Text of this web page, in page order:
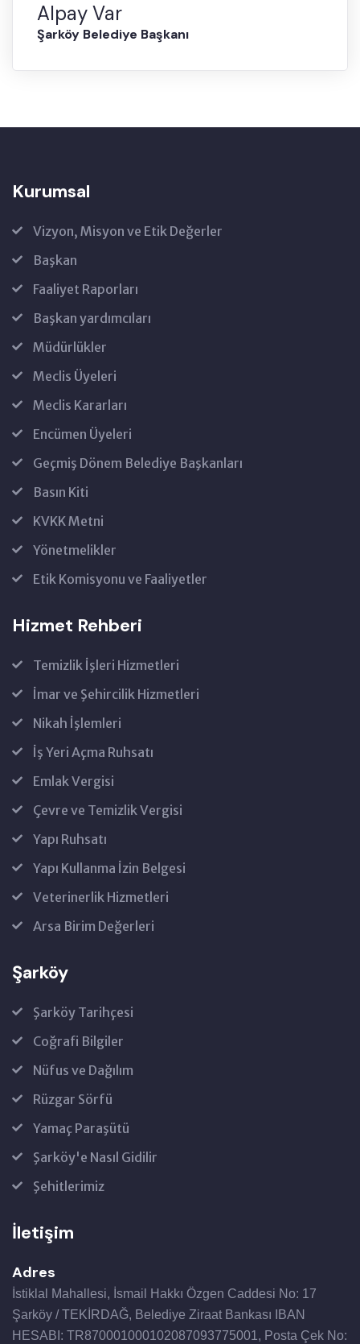
Alpay Var
Şarköy Belediye Başkanı
Kurumsal
Vizyon, Misyon ve Etik Değerler
Başkan
Faaliyet Raporları
Başkan yardımcıları
Müdürlükler
Meclis Üyeleri
Meclis Kararları
Encümen Üyeleri
Geçmiş Dönem Belediye Başkanları
Basın Kiti
KVKK Metni
Yönetmelikler
Etik Komisyonu ve Faaliyetler
Hizmet Rehberi
Temizlik İşleri Hizmetleri
İmar ve Şehircilik Hizmetleri
Nikah İşlemleri
İş Yeri Açma Ruhsatı
Emlak Vergisi
Çevre ve Temizlik Vergisi
Yapı Ruhsatı
Yapı Kullanma İzin Belgesi
Veterinerlik Hizmetleri
Arsa Birim Değerleri
Şarköy
Şarköy Tarihçesi
Coğrafi Bilgiler
Nüfus ve Dağılım
Rüzgar Sörfü
Yamaç Paraşütü
Şarköy'e Nasıl Gidilir
Şehitlerimiz
İletişim
Adres
İstiklal Mahallesi, İsmail Hakkı Özgen Caddesi No: 17
Şarköy / TEKİRDAĞ, Belediye Ziraat Bankası IBAN
HESABI: TR870001000102087093775001, Posta Çek No: